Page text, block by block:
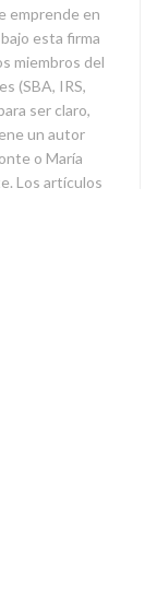
emprende en
esta firma
miembros del
(SBA, IRS,
ser claro,
un autor
o María
Los artículos